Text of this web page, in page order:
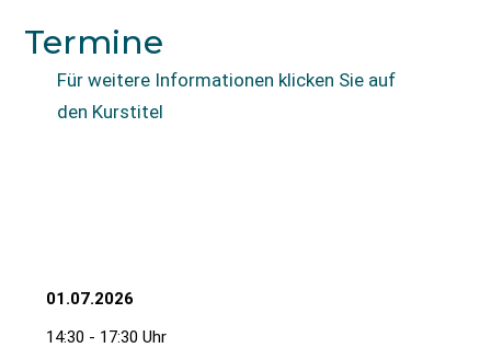
Termine
Für weitere Informationen klicken Sie auf
den Kurstitel
01.07.2026
14:30 - 17:30 Uhr